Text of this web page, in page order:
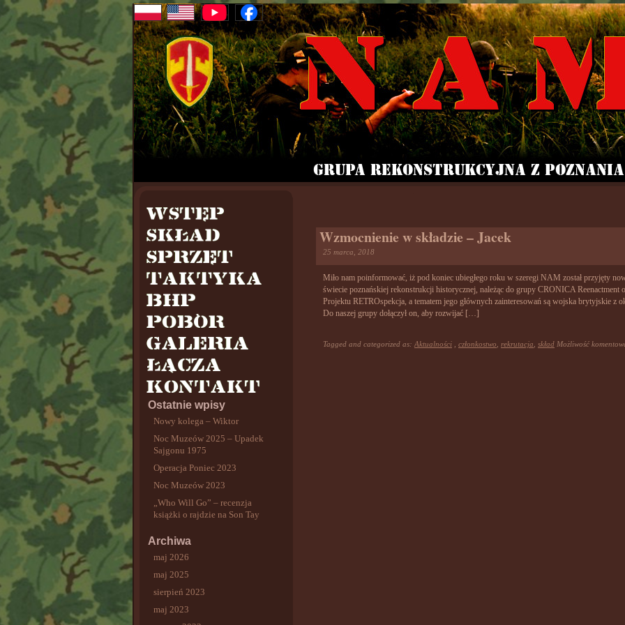
Ostatnie wpisy
Nowy kolega – Wiktor
Noc Muzeów 2025 – Upadek
Sajgonu 1975
Operacja Poniec 2023
Noc Muzeów 2023
„Who Will Go” – recenzja
książki o rajdzie na Son Tay
Archiwa
maj 2026
maj 2025
sierpień 2023
maj 2023
Wzmocnienie w składzie – Jacek
25 marca, 2018
Miło nam poinformować, iż pod koniec ubiegłego roku w szeregi NAM został przyjęty
świecie poznańskiej rekonstrukcji historycznej, należąc do grupy CRONICA Reenactment
Projektu RETROspekcja, a tematem jego głównych zainteresowań są wojska brytyjskie z
Do naszej grupy dołączył on, aby rozwijać […]
Tagged and categorized as: Aktualności członkostwo rekrutacja skład Możliwość